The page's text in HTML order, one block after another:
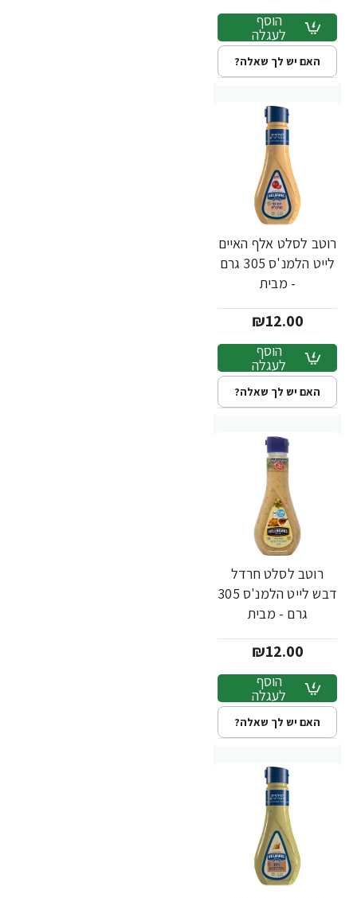
הוסף
לעגלה
האם יש לך שאלה?
רוטב לסלט אלף האיים
לייט הלמנ'ס 305 גרם
- מבית
₪12.00
הוסף
לעגלה
האם יש לך שאלה?
רוטב לסלט חרדל
דבש לייט הלמנ'ס 305
גרם - מבית
₪12.00
הוסף
לעגלה
האם יש לך שאלה?